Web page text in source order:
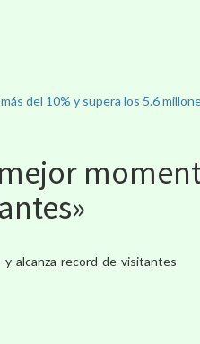
del 10% y supera los 5.6